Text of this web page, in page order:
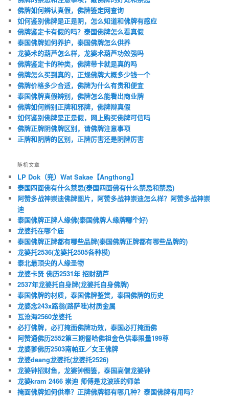
佛牌如何辨认真假，佛牌鉴定网查询
如何鉴别佛牌是正是阴，怎么知道和佛牌有感应
佛牌鉴定卡有假的吗？泰国佛牌怎么看真假
泰国佛牌如何养护，泰国佛牌怎么供养
龙婆术的葫芦怎么样，龙婆术葫芦功效强吗
佛牌鉴定卡的种类，佛牌带卡就是真的吗
佛牌怎么买到真的，正规佛牌大概多少钱一个
佛牌价格多少合适，佛牌为什么有贵和便宜
泰国佛牌真假辨别，佛牌怎么能看出商业牌
佛牌如何辨别正牌和邪牌，佛牌辩真假
如何鉴别佛牌是正是假，网上购买佛牌可信吗
佛牌正牌阴佛牌区别，请佛牌注意事项
正牌和阴牌的区别，正牌厉害还是阴牌厉害
随机文章
LP Dok（兜）Wat Sakae【Angthong】
泰国四面佛有什么禁忌(泰国四面佛有什么禁忌和禁忌)
阿赞多战神崇迪佛牌图片，阿赞多战神崇迪怎么样？阿赞多战神崇
迪
泰国佛牌正牌人缘佛(泰国佛牌人缘牌哪个好)
龙婆托在哪个庙
泰国佛牌正牌都有哪些品牌(泰国佛牌正牌都有哪些品牌的)
龙婆托2536(龙婆托2505各种模)
泰北最顶尖的人缘圣物
龙婆卡贤 佛历2531年 招财葫芦
2537年龙婆托自身牌(龙婆托自身佛牌)
泰国佛牌的材质，泰国佛牌鉴赏，泰国佛牌的历史
龙婆念243x路翁(路萨哇)材质金属
瓦沧海2560龙婆托
必打佛牌，必打掩面佛牌功效，泰国必打掩面佛
阿赞通佛历2552第三期督哈佛祖金色供奉限量199尊
龙婆爹佛历2503南帕亚／女王佛牌
龙婆deang龙婆托(龙婆托2526)
龙婆钟招财鱼，龙婆钟图鉴，泰国高僧龙婆钟
龙婆kram 2466 崇迪 师傅是龙波班的师弟
掩面佛牌如何供奉？正牌佛牌都有哪几种？泰国佛牌有用吗？